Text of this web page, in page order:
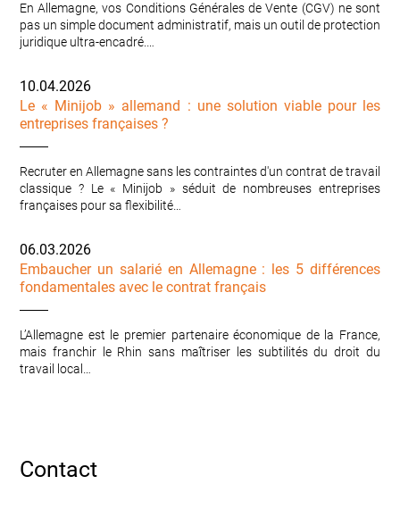
En Allemagne, vos Conditions Générales de Vente (CGV) ne sont
pas un simple document administratif, mais un outil de protection
juridique ultra-encadré.…
10.04.2026
Le « Minijob » allemand : une solution viable pour les
entreprises françaises ?
Recruter en Allemagne sans les contraintes d'un contrat de travail
classique ? Le « Minijob » séduit de nombreuses entreprises
françaises pour sa flexibilité…
06.03.2026
Embaucher un salarié en Allemagne : les 5 différences
fondamentales avec le contrat français
L’Allemagne est le premier partenaire économique de la France,
mais franchir le Rhin sans maîtriser les subtilités du droit du
travail local…
Contact